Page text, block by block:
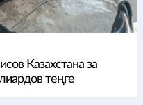
Казахстана за
теңге